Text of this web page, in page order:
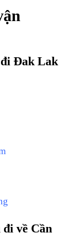
đi Đak Lak
về Cần